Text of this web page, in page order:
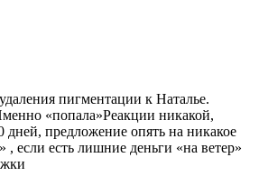
пигментации к Наталье.
«попала»Реакции никакой,
дней, предложение опять на никакое
, если есть лишние деньги «на ветер»